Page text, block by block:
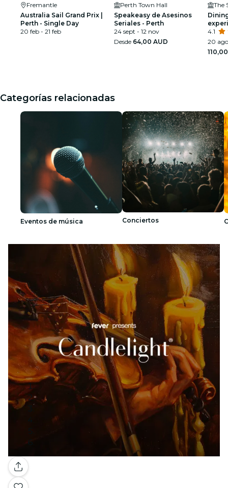
Fremantle
Australia Sail Grand Prix |
Perth - Single Day
20 feb - 21 feb
Perth Town Hall
Speakeasy de Asesinos
Seriales - Perth
24 sept - 12 nov
Desde 64,00 AUD
The
única
4.1
20
Categorías relacionadas
Eventos de música Conciertos
Galería